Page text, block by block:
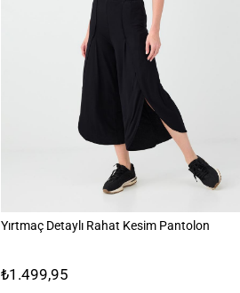
Yırtmaç Detaylı Rahat Kesim Pantolon
₺1.499,95